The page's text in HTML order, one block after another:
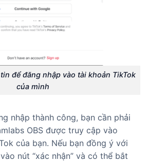
để đăng nhập vào tài khoản TikTok
của mình
nhập thành công, bạn cần phải
OBS được truy cập vào
của bạn. Nếu bạn đồng ý với
nút “xác nhận” và có thể bắt